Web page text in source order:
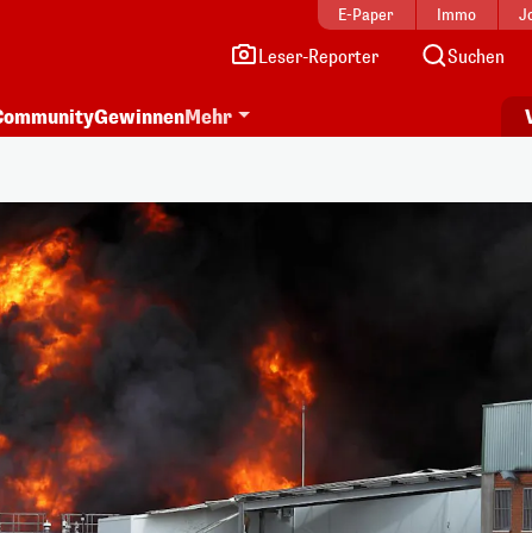
E-Paper Immo
Leser-Reporter Suchen
GewinnenMehr